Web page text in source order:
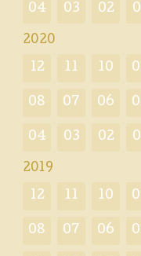
04 03 02
2020
12 11 10
08 07 06
04 03 02
2019
12 11 10
08 07 06